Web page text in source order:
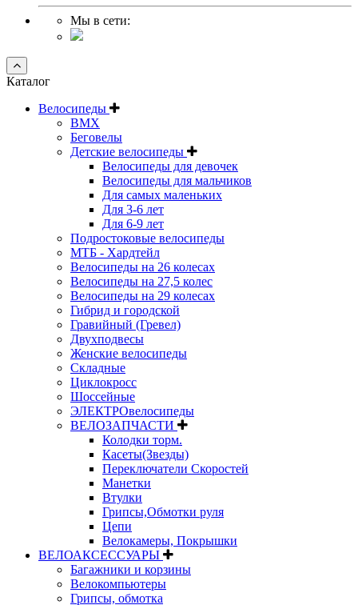
Мы в сети:
Каталог
Велосипеды
BMX
Беговелы
Детские велосипеды
Велосипеды для девочек
Велосипеды для мальчиков
Для самых маленьких
Для 3-6 лет
Для 6-9 лет
Подростоковые велосипеды
МТБ - Хардтейл
Велосипеды на 26 колесах
Велосипеды на 27,5 колес
Велосипеды на 29 колесах
Гибрид и городской
Гравийный (Гревел)
Двухподвесы
Женские велосипеды
Складные
Циклокросс
Шоссейные
ЭЛЕКТРОвелосипеды
ВЕЛОЗАПЧАСТИ
Колодки торм.
Касеты(Звезды)
Переключатели Скоростей
Манетки
Втулки
Грипсы,Обмотки руля
Цепи
Велокамеры, Покрышки
ВЕЛОАКСЕССУАРЫ
Багажники и корзины
Велокомпьютеры
Грипсы, обмотка